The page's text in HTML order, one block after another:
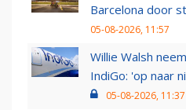
Barcelona door
05-08-2026, 11:57
Willie Walsh
IndiGo: 'op naar
05-08-2026, 11:37